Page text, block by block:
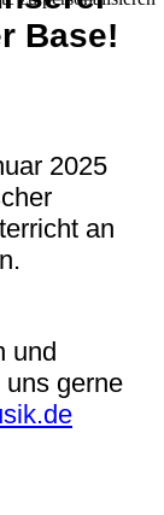
Base!
2025
an
und
gerne